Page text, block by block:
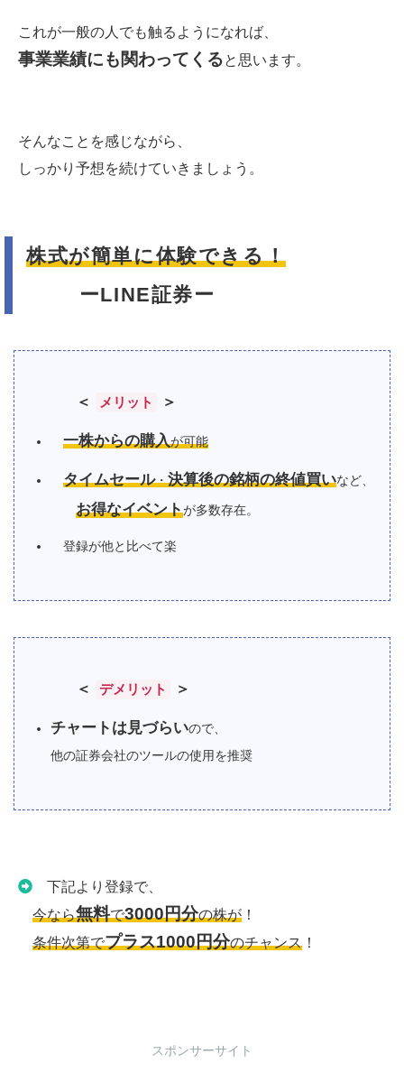
これが一般の人でも触るようになれば、
事業業績にも関わってくると思います。
そんなことを感じながら、
しっかり予想を続けていきましょう。
株式が簡単に体験できる！
ーLINE証券ー
＜ メリット ＞
一株からの購入が可能
タイムセール・決算後の銘柄の終値買いなど、
お得なイベントが多数存在。
登録が他と比べて楽
＜ デメリット ＞
チャートは見づらいので、
他の証券会社のツールの使用を推奨
下記より登録で、
今なら無料で3000円分の株が ！
条件次第でプラス1000円分のチャンス ！
スポンサーサイト